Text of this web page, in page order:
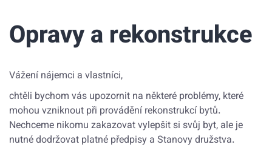
Opravy a rekonstrukce
Vážení nájemci a vlastníci,
chtěli bychom vás upozornit na některé problémy, které
mohou vzniknout při provádění rekonstrukcí bytů.
Nechceme nikomu zakazovat vylepšit si svůj byt, ale je
nutné dodržovat platné předpisy a Stanovy družstva.